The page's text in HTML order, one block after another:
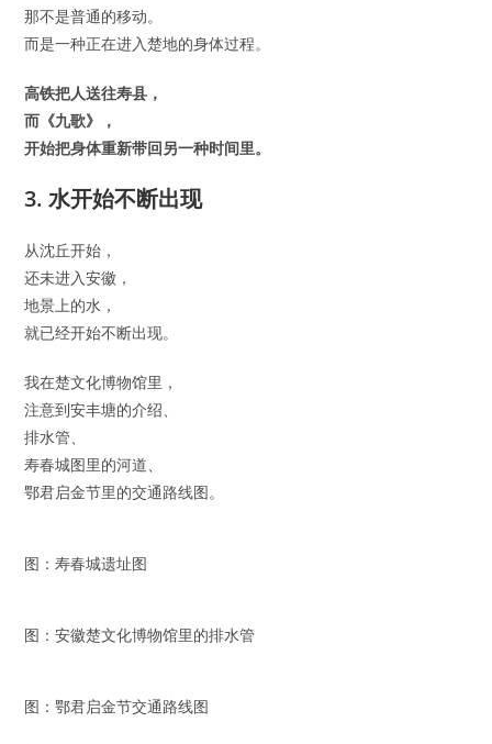
那不是普通的移动。
而是一种正在进入楚地的身体过程。
高铁把人送往寿县，
而《九歌》，
开始把身体重新带回另一种时间里。
3. 水开始不断出现
从沈丘开始，
还未进入安徽，
地景上的水，
就已经开始不断出现。
我在楚文化博物馆里，
注意到安丰塘的介绍、
排水管、
寿春城图里的河道、
鄂君启金节里的交通路线图。
图：寿春城遗址图
图：安徽楚文化博物馆里的排水管
图：鄂君启金节交通路线图